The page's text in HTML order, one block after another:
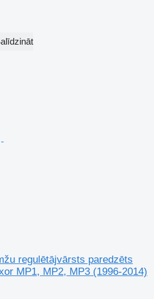
regulētājvārsts paredzēts
MP1, MP2, MP3 (1996-2014)